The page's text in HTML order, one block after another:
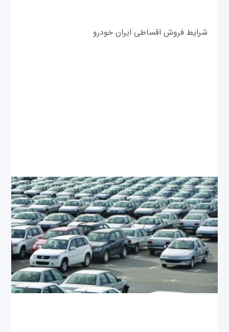
شرایط فروش اقساطی ایران خودرو